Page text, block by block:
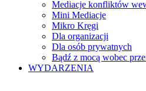
Mediacje konfliktów
Mini Mediacje
Mikro Kręgi
Dla organizacji
Dla osób prywatnych
Bądź z mocą wobec
WYDARZENIA